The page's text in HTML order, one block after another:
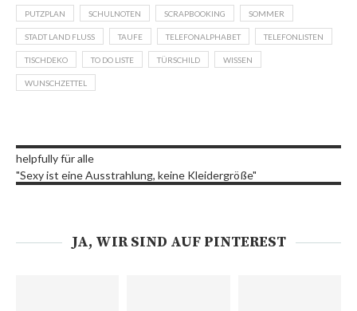
PUTZPLAN SCHULNOTEN SCRAPBOOKING SOMMER
STADT LAND FLUSS TAUFE TELEFONALPHABET TELEFONLISTEN
TISCHDEKO TO DO LISTE TÜRSCHILD WISSEN
WUNSCHZETTEL
helpfully für alle
"Sexy ist eine Ausstrahlung, keine Kleidergröße"
JA, WIR SIND AUF PINTEREST